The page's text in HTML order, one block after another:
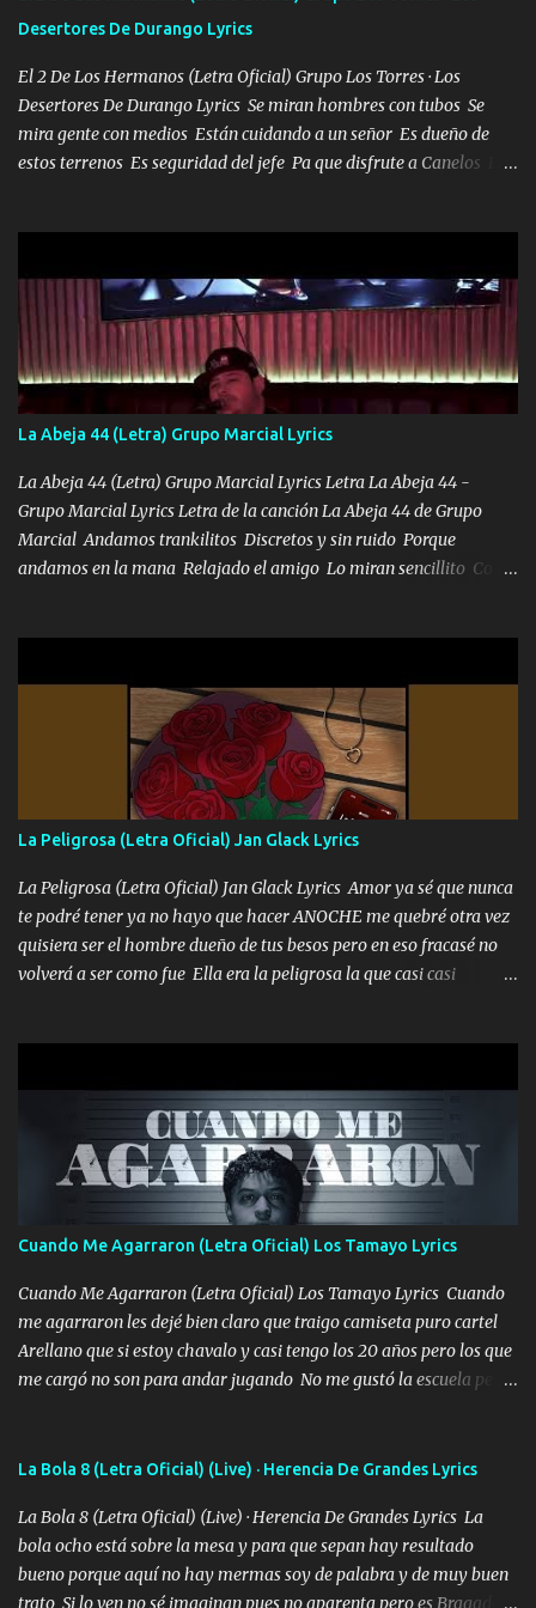
se ve limpio el camino nos confiamos al andar y nunca con la
misma piedra me vuelvo a tropezar Cuando ando de enamorado
en corto me tiró a per...
Desertores De Durango Lyrics
El 2 De Los Hermanos (Letra Oficial) Grupo Los Torres · Los
Desertores De Durango Lyrics Se miran hombres con tubos Se
mira gente con medios Están cuidando a un señor Es dueño de
estos terrenos Es seguridad del jefe Pa que disfrute a Canelos Es
ni tampoco las mujeres porque es platica de grandes por eso hay
que estar alegres doy las instrucciones para atender los deberes
Música Si es que salta algún problema de confianza tengo gente
ahí está el Hombre Cuarenta y también Pariente 7 arreglan
cualquier problema no más es cuestión que ordené NOS HACE
FALTA UN HERMANO DE CLAVE ERA EL 24 SIEMPRE FUE UN
HOMBRE VALIENTE POR ALGO M'URIÓ PELEAND0 SIEMPRE
VIO POR LA FAMILIA PARA QUE SIGA EL LEGADO Es el DOS de
los HERMANOS un cerebro inteligente y com...
La Abeja 44 (Letra) Grupo Marcial Lyrics
La Abeja 44 (Letra) Grupo Marcial Lyrics Letra La Abeja 44 -
Grupo Marcial Lyrics Letra de la canción La Abeja 44 de Grupo
Marcial Andamos trankilitos Discretos y sin ruido Porque
andamos en la mana Relajado el amigo Lo miran sencillito Con
coronamos Se jala los marciales Y sus guitarras ya van sonando
Un gallardo me prendo Para agarrar el vuelo y la mente y
tranquilizando Tomense un buen trago Y así es como empezamos
los versos que voy cantando (Music) A vido alta y bajas La carreta
se atora Pero nunca le aflojamos Ya me han pasado cosas Y
aunque ustedes no sepan Pero la vida es muy corta Hay que
echarle chingazos Y seguir trabajando porque nada es...
La Peligrosa (Letra Oficial) Jan Glack Lyrics
La Peligrosa (Letra Oficial) Jan Glack Lyrics Amor ya sé que nunca
te podré tener ya no hayo que hacer ANOCHE me quebré otra vez
quisiera ser el hombre dueño de tus besos pero en eso fracasé no
volverá a ser como fue Ella era la peligrosa la que casi casi
Música Amar me duele estoy rodeado de mujeres pero solo
quieren billetes y yo que solo ocupo verte Recuerdo echábamos
pasión en la troca tus labios besándome yo quitándote la ropa no
quiero que sea nunca con otra yo quiero llevarte a la Luna y si
quieres en ese momento te pido que seas mi esposa Chingada
madre no quiero dejar de tenerte no ayuda la p'uta loquera y al
chile quisiera ser menos de ti dependiente la pinche tristeza me
encierra princesa tu sabes que nunca saldras de mi mente Ella era
la peligro...
Cuando Me Agarraron (Letra Oficial) Los Tamayo Lyrics
Cuando Me Agarraron (Letra Oficial) Los Tamayo Lyrics Cuando
me agarraron les dejé bien claro que traigo camiseta puro cartel
Arellano que si estoy chavalo y casi tengo los 20 años pero los que
me cargó no son para andar jugando No me gustó la escuela pero
firme el legado que si como me llamó varios ya se han preguntado
fajado y mi R terciado me van a ver allá por TJ para un licenciado
mando un abrazo andamos al cien Choritas también Música
Ando en la colonia bien acelerado traigo un M2 que nunca me ha
La Bola 8 (Letra Oficial) (Live) · Herencia De Grandes Lyrics
La Bola 8 (Letra Oficial) (Live) · Herencia De Grandes Lyrics La
bola ocho está sobre la mesa y para que sepan hay resultado
bueno porque aquí no hay mermas soy de palabra y de muy buen
trato Si lo ven no sé imaginan pues no aparenta pero es Bragado a